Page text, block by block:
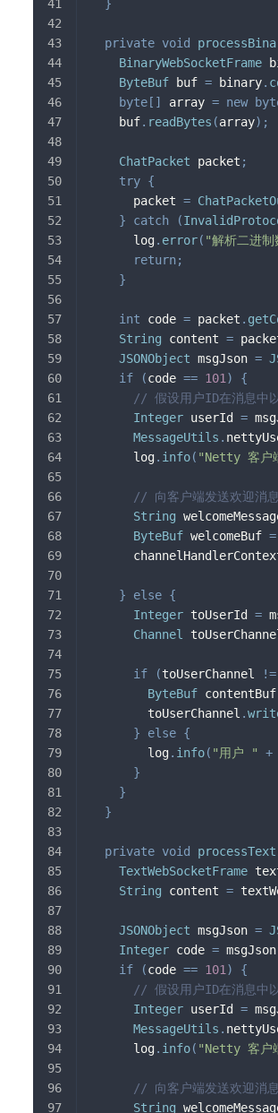
}
private void
BinaryWebSocketFrame
ByteBuf buf = binary.
byte [ ] array = new
    buf
. readBytes (array) ;
ChatPacket packet ;
try {
      packet
=
}
catch (
      log
. error( "解析二进制
return;
}
int code = packet .
String content =
JSONObject msgJson =
if
(code == 101 )
{
// 假设用户ID在消息
Integer userId =
MessageUtils .
      log
. info( "Netty 客户
// 向客户端发送欢迎消
String
ByteBuf welcomeBuf =
} else {
Integer toUserId =
Channel
if (toUserChannel !=
ByteBuf contentBuf
        toUserChannel
.
}
else {
        log
. info( "用户 " +
}
}
}
private void processText
TextWebSocketFrame
String content =
JSONObject msgJson =
Integer code = msgJson
if
(code == 101 )
{
// 假设用户ID在消息
Integer userId =
MessageUtils .
      log
. info( "Netty 客户
// 向客户端发送欢迎消
String